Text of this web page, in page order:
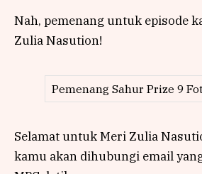
Nah, pemenang untuk episode
Zulia Nasution!
Pemenang Sahur Prize 9
Selamat untuk Meri Zulia
kamu akan dihubungi email